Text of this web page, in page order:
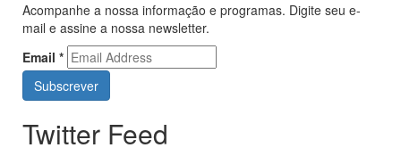
Acompanhe a nossa informação e programas. Digite seu e-
mail e assine a nossa newsletter.
Email *
Twitter Feed